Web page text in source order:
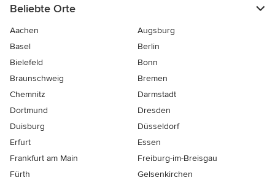
Beliebte Orte
Aachen
Augsburg
Basel
Berlin
Bielefeld
Bonn
Braunschweig
Bremen
Chemnitz
Darmstadt
Dortmund
Dresden
Duisburg
Düsseldorf
Erfurt
Essen
Frankfurt am Main
Freiburg-im-Breisgau
Fürth
Gelsenkirchen